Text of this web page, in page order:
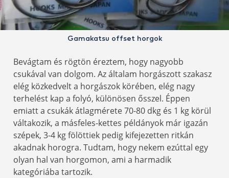
Gamakatsu offset horgok
Bevágtam és rögtön éreztem, hogy nagyobb
csukával van dolgom. Az általam horgászott szakasz
elég közkedvelt a horgászok körében, elég nagy
terhelést kap a folyó, különösen ősszel. Éppen
emiatt a csukák átlagmérete 70-80 dkg és 1 kg körül
váltakozik, a másfeles-kettes példányok már igazán
szépek, 3-4 kg fölöttiek pedig kifejezetten ritkán
akadnak horogra. Tudtam, hogy nekem ezúttal egy
olyan hal van horgomon, ami a harmadik
kategóriába tartozik.